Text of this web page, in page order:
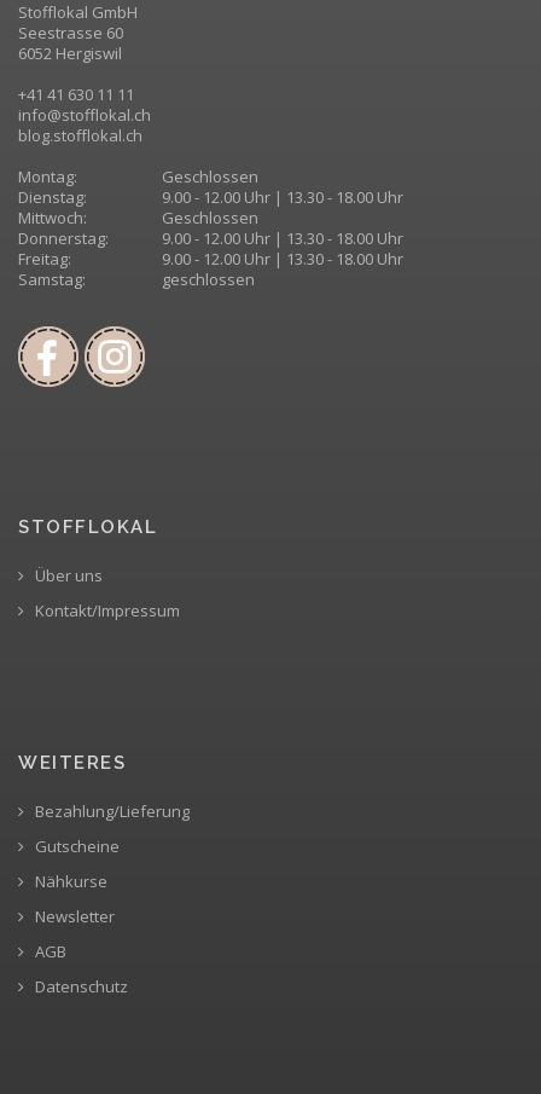
Stofflokal GmbH
Seestrasse 60
6052 Hergiswil
+41 41 630 11 11
info@stofflokal.ch
blog.stofflokal.ch
Montag:
Geschlossen
Dienstag:
9.00 - 12.00 Uhr | 13.30 - 18.00 Uhr
Mittwoch:
Geschlossen
Donnerstag:
9.00 - 12.00 Uhr | 13.30 - 18.00 Uhr
Freitag:
9.00 - 12.00 Uhr | 13.30 - 18.00 Uhr
Samstag:
geschlossen
STOFFLOKAL
Über uns
Kontakt/Impressum
WEITERES
Bezahlung/Lieferung
Gutscheine
Nähkurse
Newsletter
AGB
Datenschutz